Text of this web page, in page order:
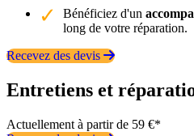
Bénéficiez d'un
long de votre réparation.
Recevez des devis
Entretiens et
Actuellement à partir de 59 €*